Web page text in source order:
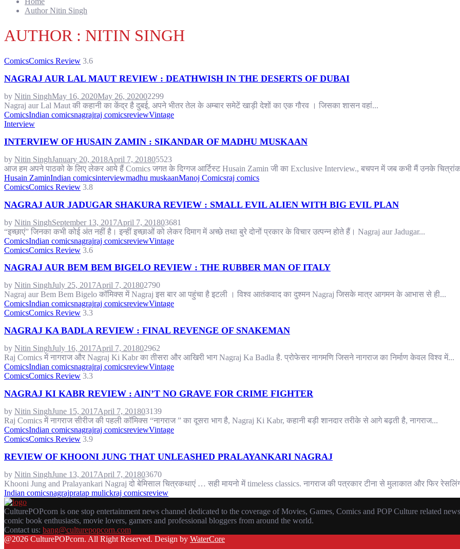
Author Nitin Singh
AUTHOR : NITIN SINGH
ComicsComics Review 3.6
NAGRAJ AUR LAL MAUT REVIEW : DEATHWISH IN THE DESERTS OF DUBAI
by Nitin SinghMay 16, 2020May 26, 202002299
Nagraj aur Lal Maut की कहानी का केंद्र है दुबई, अपने भीतर तेल के अम्बार समेटें खाड़ी देशों का एक गौरव । जिसका शासन वहां...
ComicsIndian comicsnagrajraj comicsreviewVintage
Interview
INTERVIEW OF HUSAIN ZAMIN : SIKANDAR OF MADHU MUSKAAN
by Nitin SinghJanuary 20, 2018April 7, 201805523
आज हम अपने पाठको के लिए लेकर आये हैं Comics जगत के दिग्गज आर्टिस्ट Husain Zamin जी का Exclusive Interview., बचपन में जब कभी मैं उनके
Husain ZaminIndian comicsinterviewmadhu muskaanManoj Comicsraj comics
ComicsComics Review 3.8
NAGRAJ AUR JADUGAR SHAKURA REVIEW : SMALL EVIL ALIEN WITH BIG EVIL PLAN
by Nitin SinghSeptember 13, 2017April 7, 201803681
“इच्छाएं” जिनका कभी कोई अंत नहीं है। इन्हीं इच्छाओं को लेकर दिमाग में अच्छे तथा बुरे दोनों प्रकार के विचार उत्पन्न होते हैं। Nagraj aur Jadugar...
ComicsIndian comicsnagrajraj comicsreviewVintage
ComicsComics Review 3.6
NAGRAJ AUR BEM BEM BIGELO REVIEW : THE RUBBER MAN OF ITALY
by Nitin SinghJuly 25, 2017April 7, 201802790
Nagraj aur Bem Bem Bigelo कॉमिक्स में Nagraj इस बार आ पहुंचा है इटली । विश्व आतंकवाद का दुश्मन Nagraj जिसके मात्र आगमन के आभास से ही...
ComicsIndian comicsnagrajraj comicsreviewVintage
ComicsComics Review 3.3
NAGRAJ KA BADLA REVIEW : FINAL REVENGE OF SNAKEMAN
by Nitin SinghJuly 16, 2017April 7, 201802962
Raj Comics में नागराज और Nagraj Ki Kabr का तीसरा और आखिरी भाग Nagraj Ka Badla है. प्रोफेसर नागमणि जिसने नागराज का निर्माण केवल विश्व में...
ComicsIndian comicsnagrajraj comicsreviewVintage
ComicsComics Review 3.3
NAGRAJ KI KABR REVIEW : AIN’T NO GRAVE FOR CRIME FIGHTER
by Nitin SinghJune 15, 2017April 7, 201803139
Raj Comics में नागराज सीरीज की पहली कॉमिक्स “नागराज ” का दूसरा भाग है, Nagraj Ki Kabr, कहानी बड़ी शानदार तरीके से आगे बढ़ती है, नागराज...
ComicsIndian comicsnagrajraj comicsreviewVintage
ComicsComics Review 3.9
REVIEW OF KHOONI JUNG THAT UNLEASHED PRALAYANKARI NAGRAJ
by Nitin SinghJune 13, 2017April 7, 201803670
Khooni Jung and Pralayankari Nagraj दो बेमिसाल चित्रकथाएं … सही मायनो में timeless classics. नागराज की पत्रकार टीना से मुलाकात और फिर
Indian comicsnagrajpratap mulickraj comicsreview
CulturePOPcorn is one stop entertainment news channel dedicated to the coverage of Movies, Games, Comics and POP Culture related
comic book enthusiasts, movie lovers, gamers and professional bloggers from around the world.
Contact us: bang@culturepopcorn.com
Facebook
Twitter
Instagram
Email
@2026 CulturePOPcorn. All Right Reserved. Design by WaterCore